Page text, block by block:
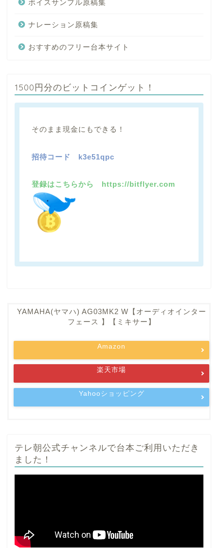
ボイスサンプル原稿集
ナレーション原稿集
おすすめのフリー台本サイト
1500円分のビットコインゲット！
そのまま現金にもできる！
招待コード k3e51qpc
登録はこちらから https://bitflyer.com
YAMAHA(ヤマハ) AG03MK2 W【オーディオインター
フェース 】【ミキサー】
Amazon
楽天市場
Yahooショッピング
テレ朝公式チャンネルで台本ご利用いただき
ました！